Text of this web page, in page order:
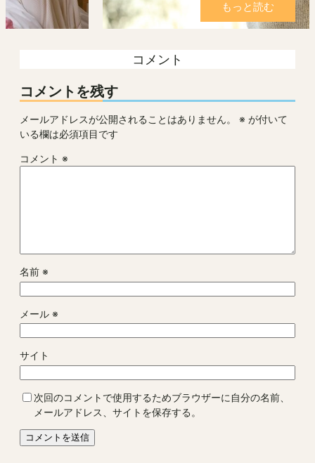
もっと読む
コメント
コメントを残す
メールアドレスが公開されることはありません。 ※ が付いて
いる欄は必須項目です
コメント ※
名前 ※
メール ※
サイト
次回のコメントで使用するためブラウザーに自分の名前、
メールアドレス、サイトを保存する。